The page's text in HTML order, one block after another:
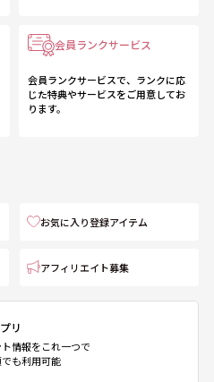
会員ランクサービス
会員ランクサービスで、ランクに応
じた特典やサービスをご用意してお
ります。
お気に入り登録アイテム
アフィリエイト募集
リ
情報をこれ一つで
も利用可能